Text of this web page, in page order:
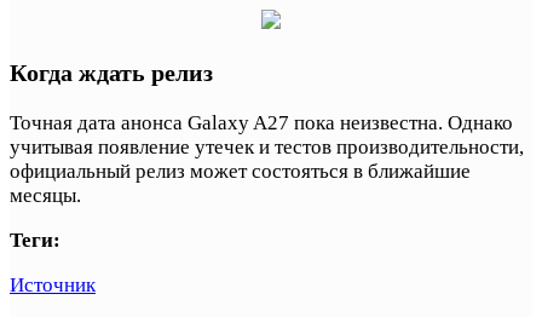
Когда ждать релиз
Точная дата анонса Galaxy A27 пока неизвестна. Однако
учитывая появление утечек и тестов производительности,
официальный релиз может состояться в ближайшие
месяцы.
Теги:
Источник